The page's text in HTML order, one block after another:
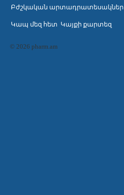
Բժշկական արտադրատեսակներ
Կապ մեզ հետ Կայքի քարտեզ
© 2026 pharm.am